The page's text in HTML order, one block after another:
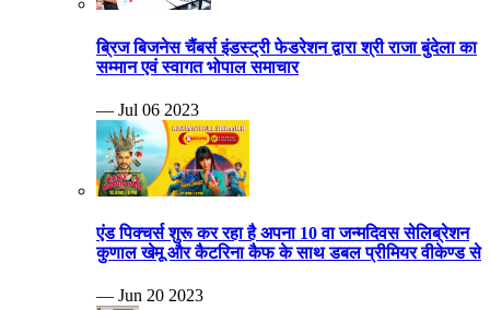
ब्रिज बिजनेस चैंबर्स इंडस्ट्री फेडरेशन द्वारा श्री राजा बुंदेला का
सम्मान एवं स्वागत भोपाल समाचार
— Jul 06 2023
एंड पिक्चर्स शुरू कर रहा है अपना 10 वा जन्मदिवस सेलिब्रेशन
कुणाल खेमू और कैटरिना कैफ के साथ डबल प्रीमियर वीकेण्ड से
— Jun 20 2023